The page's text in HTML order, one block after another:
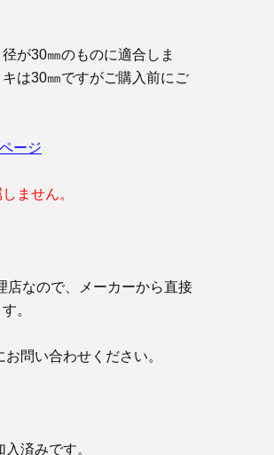
が30㎜のものに適合しま
は30㎜ですがご購入前にご
ージ
ません。
店なので、メーカーから直接
。
問い合わせください。
済みです。